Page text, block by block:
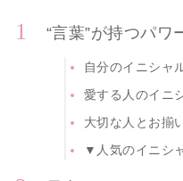
“言葉”が持つパ
自分のイニシャ
愛する人のイニ
大切な人とお揃
▼人気のイニシ